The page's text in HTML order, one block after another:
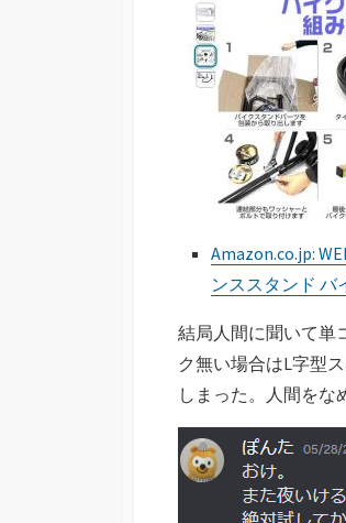
Amazon.co.jp:
ンススタンド バ
結局人間に聞いて単
ク無い場合はL字型
しまった。人間をな